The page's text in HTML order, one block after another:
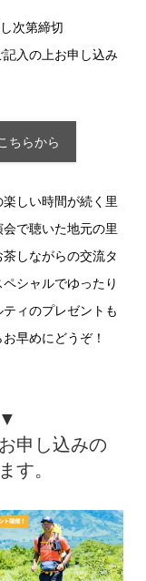
次第締切
入の上お申し込み
ちらから
しい時間が続く里
で聴いた地元の里
しながらの交流タ
シャルでゆったり
ィのプレゼントも
早めにどうぞ！
申し込みの
す。